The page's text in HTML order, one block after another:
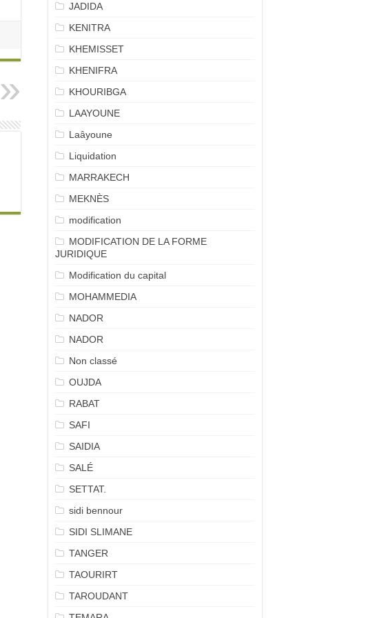
JADIDA
KENITRA
KHEMISSET
KHENIFRA
KHOURIBGA
LAAYOUNE
Laâyoune
Liquidation
MARRAKECH
MEKNÈS
modification
MODIFICATION DE LA FORME
JURIDIQUE
Modification du capital
MOHAMMEDIA
NADOR
NADOR
Non classé
OUJDA
RABAT
SAFI
SAIDIA
SALÉ
SETTAT.
sidi bennour
SIDI SLIMANE
TANGER
TAOURIRT
TAROUDANT